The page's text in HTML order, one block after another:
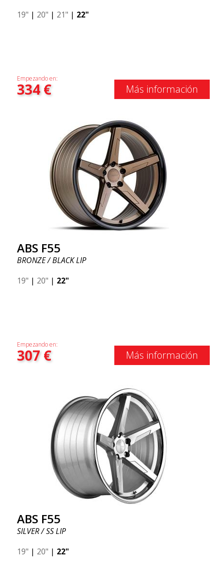
19" | 20" | 21" | 22"
Empezando en:
334€ Más información
ABS F55
BRONZE / BLACK LIP
19" | 20" | 22"
Empezando en:
307€ Más información
ABS F55
SILVER / SS LIP
19" | 20" | 22"